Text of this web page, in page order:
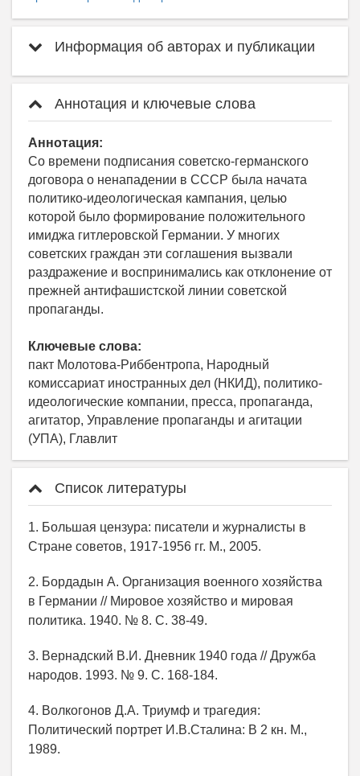
Информация об авторах и публикации
Аннотация и ключевые слова
Аннотация:
Со времени подписания советско-германского
договора о ненападении в СССР была начата
политико-идеологическая кампания, целью
которой было формирование положительного
имиджа гитлеровской Германии. У многих
советских граждан эти соглашения вызвали
раздражение и воспринимались как отклонение от
прежней антифашистской линии советской
пропаганды.
Ключевые слова:
пакт Молотова-Риббентропа, Народный
комиссариат иностранных дел (НКИД), политико-
идеологические компании, пресса, пропаганда,
агитатор, Управление пропаганды и агитации
(УПА), Главлит
Список литературы
1. Большая цензура: писатели и журналисты в
Стране советов, 1917-1956 гг. М., 2005.
2. Бордадын А. Организация военного хозяйства
в Германии // Мировое хозяйство и мировая
политика. 1940. № 8. С. 38-49.
3. Вернадский В.И. Дневник 1940 года // Дружба
народов. 1993. № 9. С. 168-184.
4. Волкогонов Д.А. Триумф и трагедия:
Политический портрет И.В.Сталина: В 2 кн. М.,
1989.